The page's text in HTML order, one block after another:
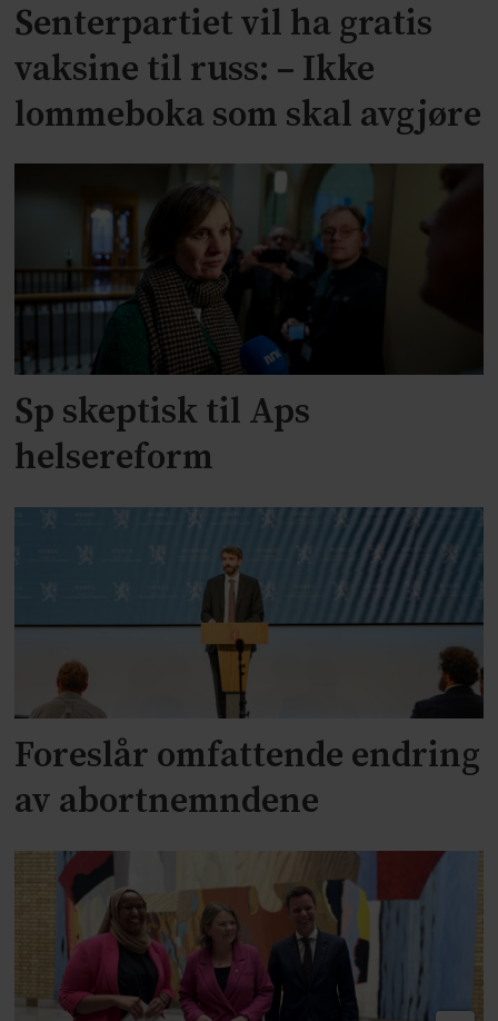
Senterpartiet vil ha gratis
vaksine til russ: – Ikke
lommeboka som skal avgjøre
Sp skeptisk til Aps
helsereform
Foreslår omfattende endring
av abortnemndene